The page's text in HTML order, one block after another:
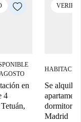
en
4
Se alquila
Madrid